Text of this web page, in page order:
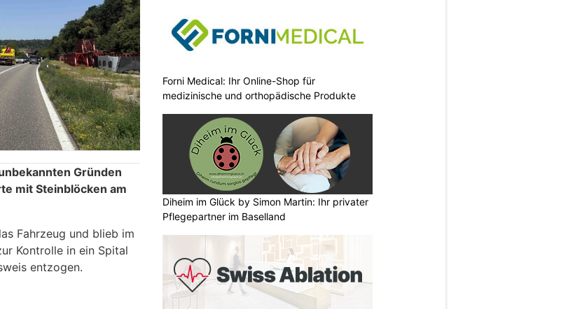
Gründen
mit Steinblöcken am
Fahrzeug und blieb im
Kontrolle in ein Spital
entzogen.
Forni Medical: Ihr Online-Shop für
medizinische und orthopädische Produkte
Diheim im Glück by Simon Martin: Ihr privater
Pflegepartner im Baselland